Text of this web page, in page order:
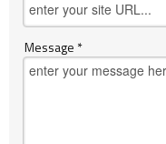
Message *